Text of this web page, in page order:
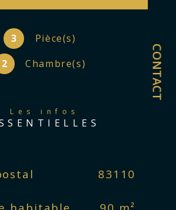
CONTACT
3
Pièce(s)
2
Chambre(s)
Les infos
Valeurs 83110
ainsi qu'une belle chambre
de multiples rangements.
du confort d'un
plein centre ville. N'hésitez
contactez pour des
Honoraires charge
du LUNDI au